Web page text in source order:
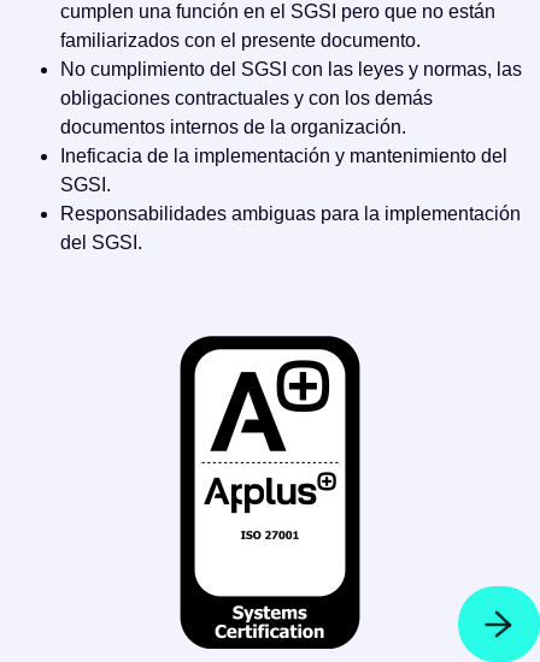
cumplen una función en el SGSI pero que no están
familiarizados con el presente documento.
No cumplimiento del SGSI con las leyes y normas, las
obligaciones contractuales y con los demás
documentos internos de la organización.
Ineficacia de la implementación y mantenimiento del
SGSI.
Responsabilidades ambiguas para la implementación
del SGSI.
Request your demo